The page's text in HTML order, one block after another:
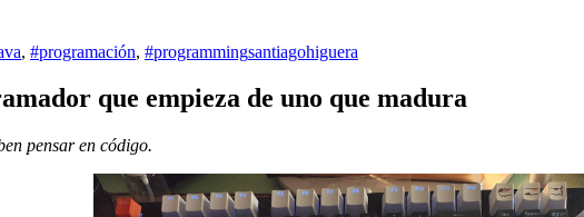
, #programación, #programmingsantiagohiguera
que empieza de uno que madura
pensar en código.